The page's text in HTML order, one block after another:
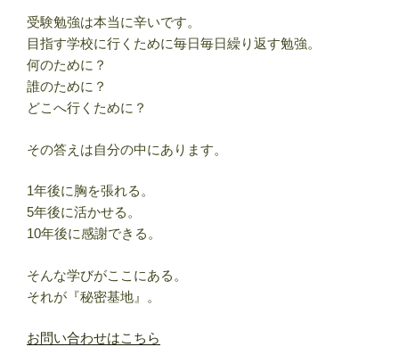
受験勉強は本当に辛いです。
目指す学校に行くために毎日毎日繰り返す勉強。
何のために？
誰のために？
どこへ行くために？
その答えは自分の中にあります。
1年後に胸を張れる。
5年後に活かせる。
10年後に感謝できる。
そんな学びがここにある。
それが『秘密基地』。
お問い合わせはこちら